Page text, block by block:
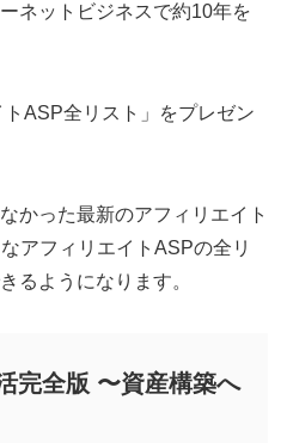
ネットビジネスで約10年を
トASP全リスト」をプレゼン
かった最新のアフィリエイト
アフィリエイトASPの全リ
るようになります。
全版 〜資産構築へ